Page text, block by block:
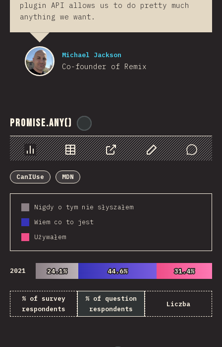
plugin API allows us to do pretty much
anything we want.
Michael Jackson
Co-founder of Remix
Promise.any()
Chart Data Share Customize Data
Comments
CanIUse
MDN
Nigdy o tym nie słyszałem
Wiem co to jest
Używałem
2021 24.1%
24.1% 44.6%
44.6% 31.4%
31.4%
% of survey
respondents
% of question
respondents
Liczba